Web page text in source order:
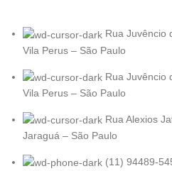
Rua Juvêncio
Vila Perus – São Paulo
Rua Juvêncio
Vila Perus – São Paulo
Rua Alexios
Jaraguá – São Paulo
(11) 94489-